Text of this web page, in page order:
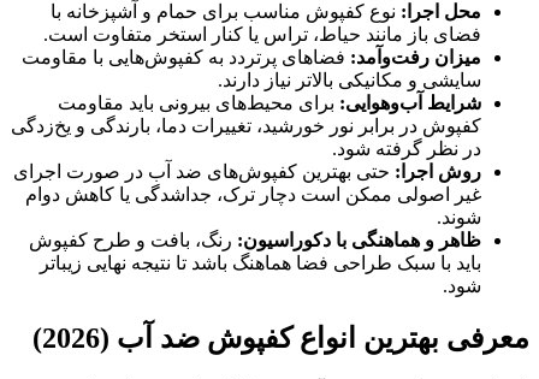
محل اجرا: نوع کفپوش مناسب برای حمام و آشپزخانه با
فضای باز مانند حیاط، تراس یا کنار استخر متفاوت است.
میزان رفت‌وآمد: فضاهای پرتردد به کفپوش‌هایی با مقاومت
سایشی و مکانیکی بالاتر نیاز دارند.
شرایط آب‌وهوایی: برای محیط‌های بیرونی باید مقاومت
کفپوش در برابر نور خورشید، تغییرات دما، بارندگی و یخ‌زدگی
در نظر گرفته شود.
روش اجرا: حتی بهترین کفپوش‌های ضد آب در صورت اجرای
غیر اصولی ممکن است دچار ترک، جداشدگی یا کاهش دوام
شوند.
ظاهر و هماهنگی با دکوراسیون: رنگ، بافت و طرح کفپوش
باید با سبک طراحی فضا هماهنگ باشد تا نتیجه نهایی زیباتر
شود.
معرفی بهترین انواع کفپوش ضد آب (2026)